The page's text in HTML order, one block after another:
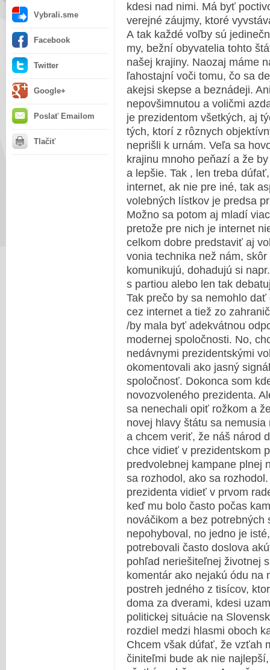
Vybrali.sme
Facebook
Twitter
Google+
Poslať Emailom
Tlačiť
kdesi nad nimi. Má byť
verejné záujmy, ktoré
A tak každé voľby sú
my, bežní obyvatelia tohto
našej krajiny. Naozaj máme
ľahostajní voči tomu, čo sa
akejsi skepse a beznádeji.
nepovšimnutou a voličmi
je prezidentom všetkých, aj
tých, ktorí z rôznych
neprišli k urnám. Veľa sa
krajinu mnoho peňazí a že
a lepšie. Tak , len treba
internet, ak nie pre iné, tak
volebných lístkov je predsa
Možno sa potom aj mladí
pretože pre nich je internet
celkom dobre predstaviť aj
vonia technika než nám,
komunikujú, dohadujú si
s partiou alebo len tak
Tak prečo by sa nemohlo
cez internet a tiež zo
/by mala byť adekvátnou
modernej spoločnosti. No,
nedávnymi prezidentskými
okomentovali ako jasný
spoločnosť. Dokonca som
novozvoleného prezidenta.
sa nenechali opiť rožkom a
novej hlavy štátu sa
a chcem veriť, že náš národ
chce vidieť v prezidentskom
predvolebnej kampane plnej
sa rozhodol, ako sa
prezidenta vidieť v prvom
keď mu bolo často počas
nováčikom a bez
nepohyboval, no jedno je
potrebovali často doslova
pohľad neriešiteľnej životnej
komentár ako nejakú ódu na
postreh jedného z tisícov,
doma za dverami, kdesi
politickej situácie na
rozdiel medzi hlasmi oboch
Chcem však dúfať, že vzťah
činiteľmi bude ak nie